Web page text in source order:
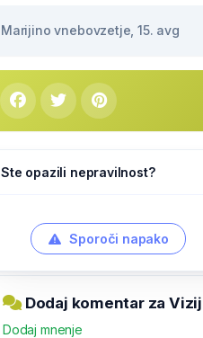
Marijino vnebovzetje, 15. avg
Ste opazili nepravilnost?
Sporoči napako
Dodaj komentar za
Dodaj mnenje